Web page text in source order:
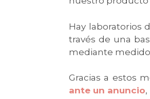
Hay laboratorios
través de una
mediante
Gracias a estos
ante un anuncio